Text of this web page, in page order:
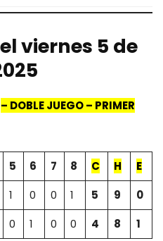
viernes 5 de
– DOBLE JUEGO – PRIMER
5 6 7 8 C H
E
1 0 0 1 5 9
0
0 1 0 0 4 8 1